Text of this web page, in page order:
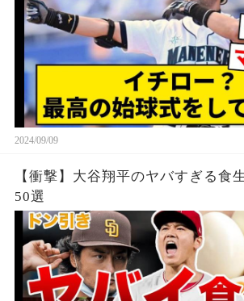
2024/09/09
【衝撃】大谷翔平のヤバすぎる食
50選